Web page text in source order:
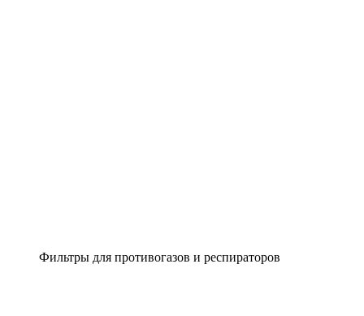
Фильтры для противогазов и респираторов